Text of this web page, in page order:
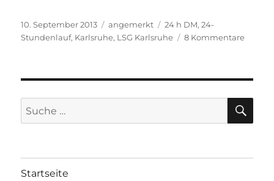
Veröffentlicht
am
10. September 2013 Kategorien
angemerkt Schlagwörter
24 h DM,24-
Stundenlauf, Karlsruhe, LSG Karlsruhe 8 Kommentarezu
Suche
nach:
Startseite